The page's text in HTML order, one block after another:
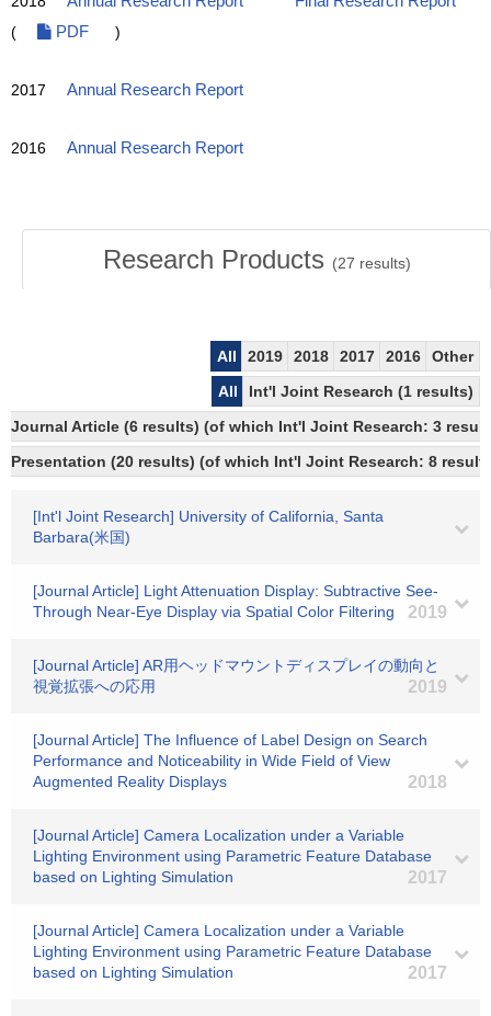
(
PDF )
2017 Annual Research Report
2016 Annual Research Report
Research Products (27 results)
All 2019 2018 2017 2016
Other
All
Int'l Joint Research (1 results)
Journal Article (6 results) (of which Int'l Joint Research: 3
Presentation (20 results) (of which Int'l Joint Research: 8
[Int'l Joint Research] University of California, Santa
Barbara(米国)
[Journal Article] Light Attenuation Display: Subtractive See-
Through Near-Eye Display via Spatial Color Filtering
2019
[Journal Article] AR用ヘッドマウントディスプレイの動向と
視覚拡張への応用
2019
[Journal Article] The Influence of Label Design on Search
Performance and Noticeability in Wide Field of View
Augmented Reality Displays
2018
[Journal Article] Camera Localization under a Variable
Lighting Environment using Parametric Feature Database
based on Lighting Simulation
2017
[Journal Article] Camera Localization under a Variable
Lighting Environment using Parametric Feature Database
based on Lighting Simulation
2017